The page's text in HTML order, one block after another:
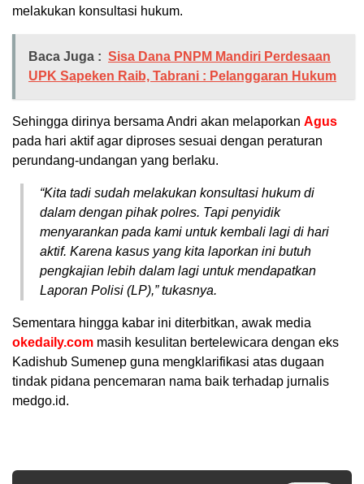
melakukan konsultasi hukum.
Baca Juga : Sisa Dana PNPM Mandiri Perdesaan
UPK Sapeken Raib, Tabrani : Pelanggaran Hukum
Sehingga dirinya bersama Andri akan melaporkan Agus
pada hari aktif agar diproses sesuai dengan peraturan
perundang-undangan yang berlaku.
“Kita tadi sudah melakukan konsultasi hukum di
dalam dengan pihak polres. Tapi penyidik
menyarankan pada kami untuk kembali lagi di hari
aktif. Karena kasus yang kita laporkan ini butuh
pengkajian lebih dalam lagi untuk mendapatkan
Laporan Polisi (LP),” tukasnya.
Sementara hingga kabar ini diterbitkan, awak media
okedaily.com masih kesulitan bertelewicara dengan eks
Kadishub Sumenep guna mengklarifikasi atas dugaan
tindak pidana pencemaran nama baik terhadap jurnalis
medgo.id.